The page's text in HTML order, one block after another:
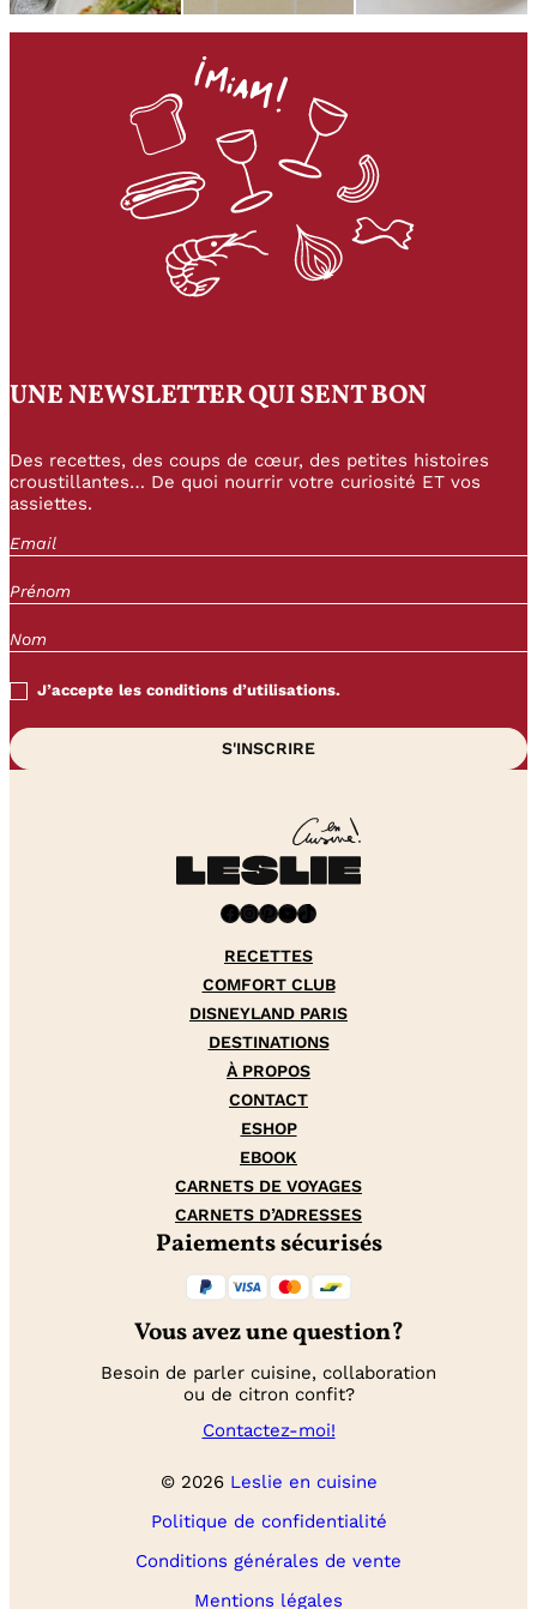
UNE NEWSLETTER QUI SENT BON
Des recettes, des coups de cœur, des petites histoires
croustillantes… De quoi nourrir votre curiosité ET vos
assiettes.
J’accepte les conditions d’utilisations.
Facebook InstagramPinterest YouTube TikTok
RECETTES
COMFORT CLUB
DISNEYLAND PARIS
DESTINATIONS
À PROPOS
CONTACT
ESHOP
EBOOK
CARNETS DE VOYAGES
CARNETS D’ADRESSES
Paiements sécurisés
Vous avez une question?
Besoin de parler cuisine, collaboration
ou de citron confit?
Contactez-moi!
© 2026 Leslie en cuisine
Politique de confidentialité
Conditions générales de vente
Mentions légales